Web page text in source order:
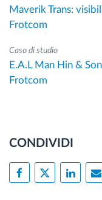
Maverik Trans:
Frotcom
Caso di studio
E.A.L Man Hin &
Frotcom
CONDIVIDI